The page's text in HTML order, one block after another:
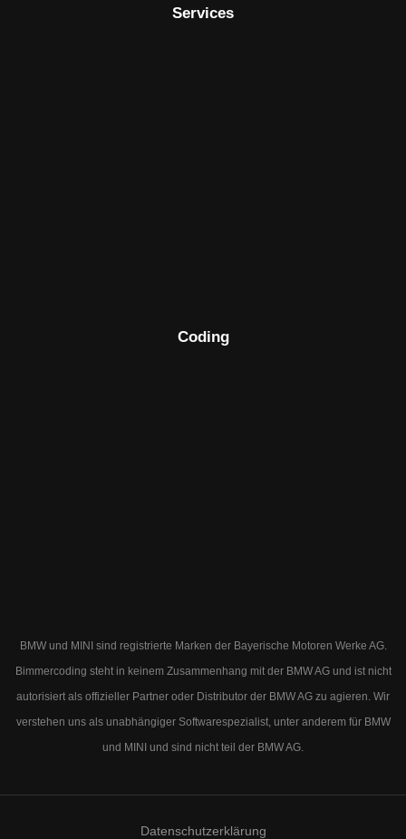
Services
Coding
BMW und MINI sind registrierte Marken der Bayerische Motoren Werke AG.
Bimmercoding steht in keinem Zusammenhang mit der BMW AG und ist nicht
autorisiert als offizieller Partner oder Distributor der BMW AG zu agieren. Wir
verstehen uns als unabhängiger Softwarespezialist, unter anderem für BMW
und MINI und sind nicht teil der BMW AG.
Datenschutzerklärung